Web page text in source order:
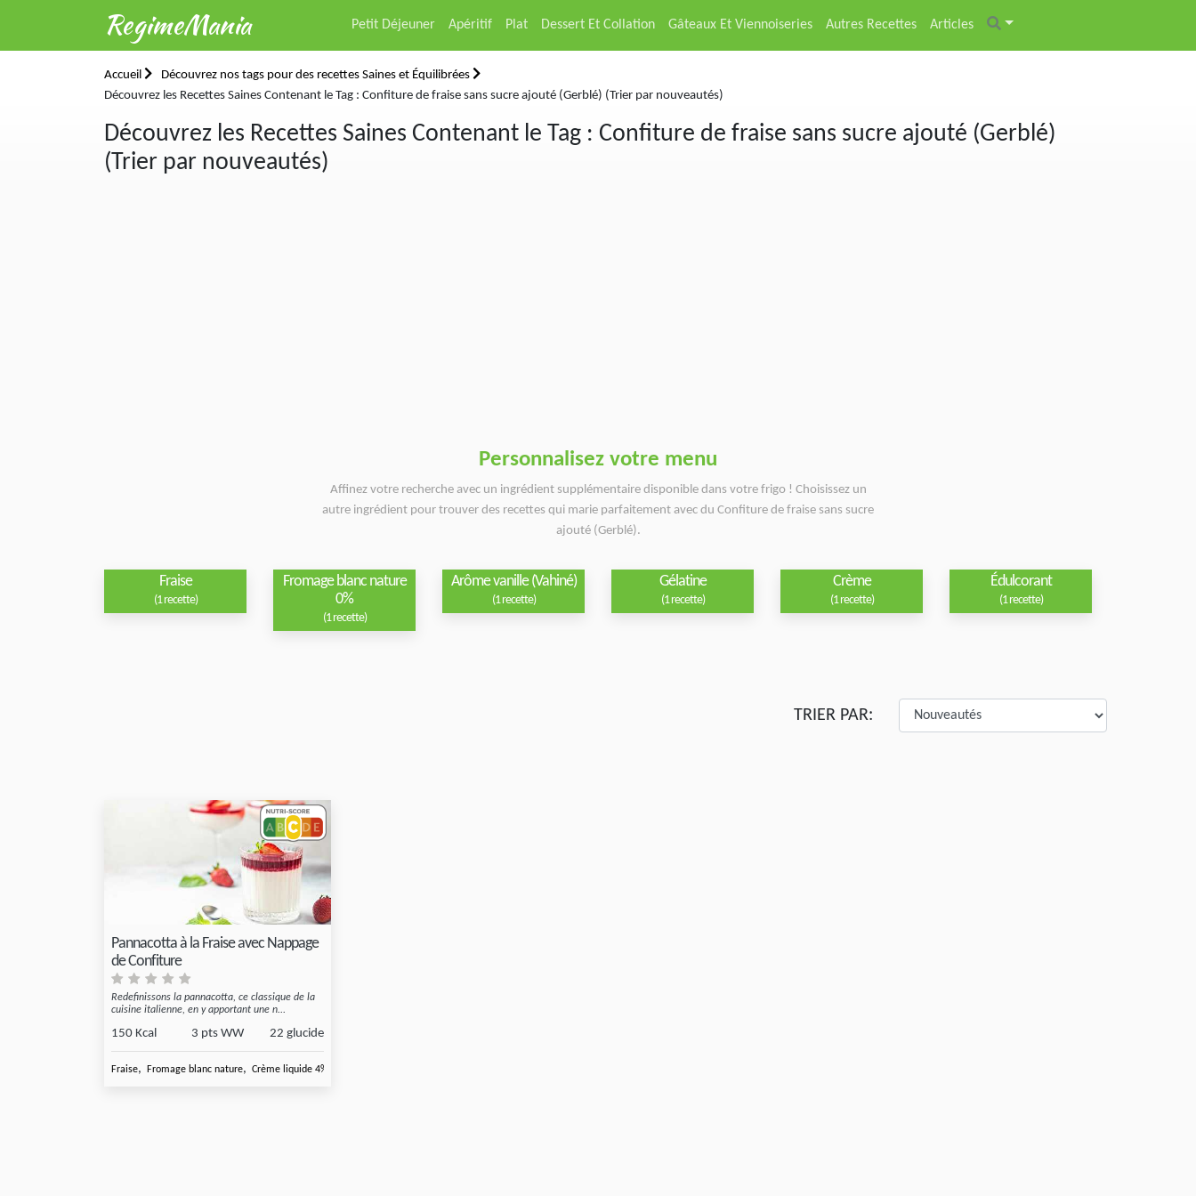
RegimeMania Petit Déjeuner Apéritif Plat Dessert Et Collation Gâteaux Et Viennoiseries Autres Recettes Articles
Accueil
Découvrez nos tags pour des recettes Saines et Équilibrées
Découvrez les Recettes Saines Contenant le Tag : Confiture de fraise sans sucre ajouté (Gerblé) (Trier par nouveautés)
Découvrez les Recettes Saines Contenant le Tag : Confiture de fraise sans sucre ajouté (Gerblé)
(Trier par nouveautés)
Personnalisez votre menu
Affinez votre recherche avec un ingrédient supplémentaire disponible dans votre frigo ! Choisissez un
autre ingrédient pour trouver des recettes qui marie parfaitement avec du Confiture de fraise sans sucre
ajouté (Gerblé).
Fraise
(1 recette)
Fromage blanc nature
0%
(1 recette)
Arôme vanille (Vahiné)
(1 recette)
Gélatine
(1 recette)
Crème
(1 recette)
Édulcorant
(1 recette)
TRIER PAR:
Pannacotta à la Fraise avec Nappage
de Confiture
Redefinissons la pannacotta, ce classique de la
cuisine italienne, en y apportant une n...
150 Kcal 3 pts WW 22 glucide
Fraise, Fromage blanc nature, Crème liquide 4%